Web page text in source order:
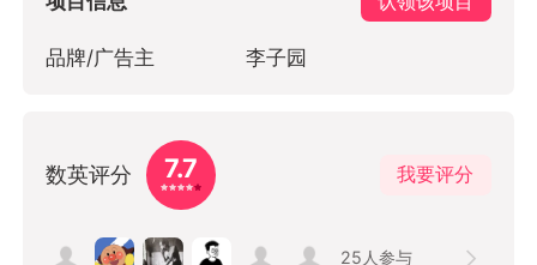
品牌/广告主 李子园
数英评分 7.7 我要评分
25 人参与